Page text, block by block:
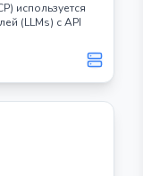
используется
(LLMs) с API